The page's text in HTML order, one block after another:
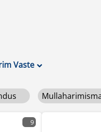
Vaste
9